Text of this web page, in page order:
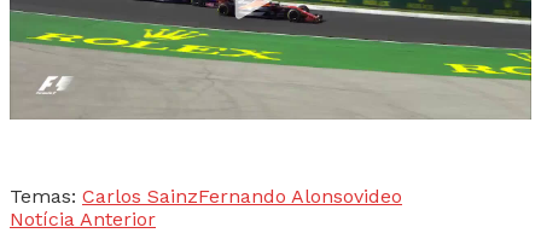
Temas: Carlos SainzFernando Alonsovideo
Notícia Anterior